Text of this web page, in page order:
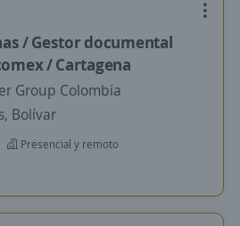
/ Gestor documental
/ Cartagena
Group Colombia
Bolívar
Presencial y remoto